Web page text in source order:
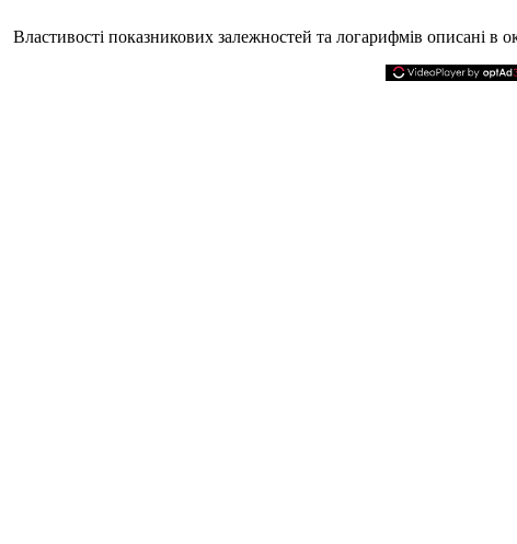
Властивості показникових залежностей та логарифмів описані в